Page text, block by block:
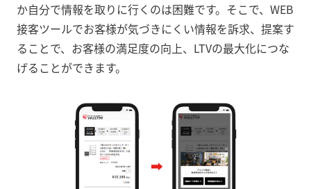
か自分で情報を取りに行くのは困難です。そこで、WEB
接客ツールでお客様が気づきにくい情報を訴求、提案す
ることで、お客様の満足度の向上、LTVの最大化につな
げることができます。